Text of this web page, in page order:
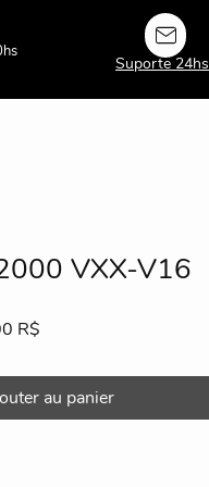
Suporte 24hs
VXX-V16
R$
au panier